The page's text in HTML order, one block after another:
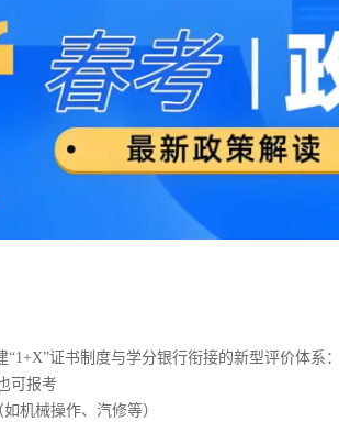
证书制度与学分银行衔接的新型评价体系
可报考
机械操作、汽修等）